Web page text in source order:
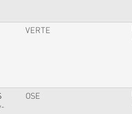
VERTE
OSE